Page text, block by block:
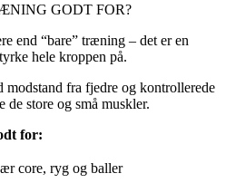
GODT FOR?
end “bare” træning – det er en
hele kroppen på.
modstand fra fjedre og kontrollerede
de store og små muskler.
for:
core, ryg og baller